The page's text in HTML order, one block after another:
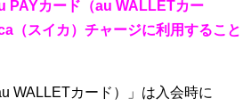
PAYカード（au WALLETカー
（スイカ）チャージに利用すること
WALLETカード）」は入会時に